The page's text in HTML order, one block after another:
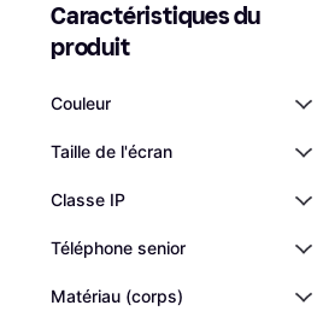
Caractéristiques du
produit
Couleur
Taille de l'écran
Classe IP
Téléphone senior
Matériau (corps)